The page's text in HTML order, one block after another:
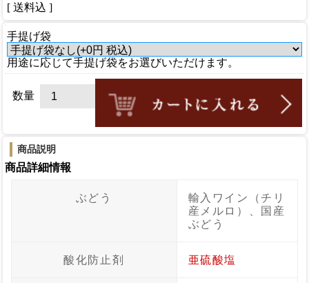
[ 送料込 ]
手提げ袋
用途に応じて手提げ袋をお選びいただけます。
数量
商品説明
商品詳細情報
ぶどう
輸入ワイン（チリ
産メルロ）、国産
ぶどう
酸化防止剤 亜硫酸塩